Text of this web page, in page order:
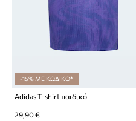
-15% ΜΕ ΚΩΔΙΚΟ*
Adidas T-shirt παιδικό
29,90 €